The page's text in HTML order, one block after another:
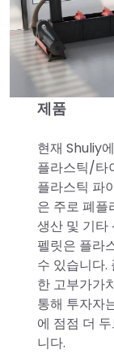
제품
현재 Shuliy
플라스틱/타
플라스틱 파
은 주로 폐
생산 및 기타
펠릿은 플라
수 있습니다.
한 고부가가
통해 투자자
에 점점 더
니다.